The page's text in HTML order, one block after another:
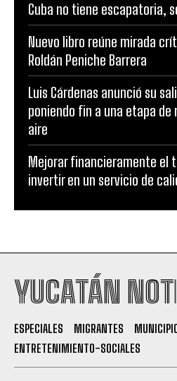
Cuba no tiene escapatoria,
Nuevo libro reúne mirada
Roldán Peniche Barrera
Luis Cárdenas anunció su
poniendo fin a una etapa de
aire
Mejorar financieramente el
invertir en un servicio de
YUCATÁN
ESPECIALES MIGRANTES
ENTRETENIMIENTO-SOCIALES